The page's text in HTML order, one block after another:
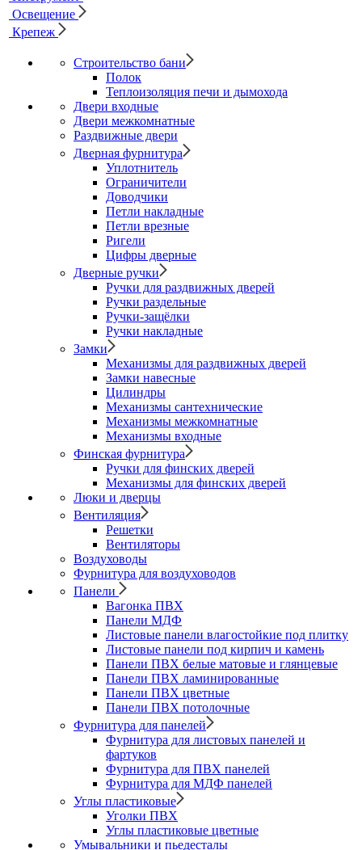
Освещение
Крепеж
Строительство бани
Полок
Теплоизоляция печи и дымохода
Двери входные
Двери межкомнатные
Раздвижные двери
Дверная фурнитура
Уплотнитель
Ограничители
Доводчики
Петли накладные
Петли врезные
Ригели
Цифры дверные
Дверные ручки
Ручки для раздвижных дверей
Ручки раздельные
Ручки-защёлки
Ручки накладные
Замки
Механизмы для раздвижных дверей
Замки навесные
Цилиндры
Механизмы сантехнические
Механизмы межкомнатные
Механизмы входные
Финская фурнитура
Ручки для финских дверей
Механизмы для финских дверей
Люки и дверцы
Вентиляция
Решетки
Вентиляторы
Воздуховоды
Фурнитура для воздуховодов
Панели
Вагонка ПВХ
Панели МДФ
Листовые панели влагостойкие под плитку
Листовые панели под кирпич и камень
Панели ПВХ белые матовые и глянцевые
Панели ПВХ ламинированные
Панели ПВХ цветные
Панели ПВХ потолочные
Фурнитура для панелей
Фурнитура для листовых панелей и
фартуков
Фурнитура для ПВХ панелей
Фурнитура для МДФ панелей
Углы пластиковые
Уголки ПВХ
Углы пластиковые цветные
Умывальники и пьедесталы